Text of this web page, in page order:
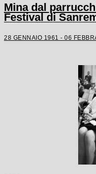
Mina dal
Festival di
28 GENNAIO 1961 - 06